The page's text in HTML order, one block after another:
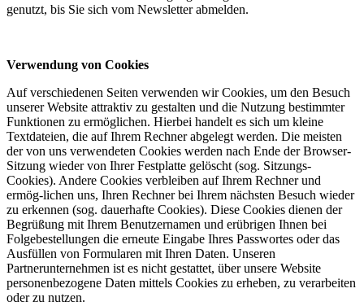
genutzt, bis Sie sich vom Newsletter abmelden.
Verwendung von Cookies
Auf verschiedenen Seiten verwenden wir Cookies, um den Besuch
unserer Website attraktiv zu gestalten und die Nutzung bestimmter
Funktionen zu ermöglichen. Hierbei handelt es sich um kleine
Textdateien, die auf Ihrem Rechner abgelegt werden. Die meisten
der von uns verwendeten Cookies werden nach Ende der Browser-
Sitzung wieder von Ihrer Festplatte gelöscht (sog. Sitzungs-
Cookies). Andere Cookies verbleiben auf Ihrem Rechner und
ermög-lichen uns, Ihren Rechner bei Ihrem nächsten Besuch wieder
zu erkennen (sog. dauerhafte Cookies). Diese Cookies dienen der
Begrüßung mit Ihrem Benutzernamen und erübrigen Ihnen bei
Folgebestellungen die erneute Eingabe Ihres Passwortes oder das
Ausfüllen von Formularen mit Ihren Daten. Unseren
Partnerunternehmen ist es nicht gestattet, über unsere Website
personenbezogene Daten mittels Cookies zu erheben, zu verarbeiten
oder zu nutzen.